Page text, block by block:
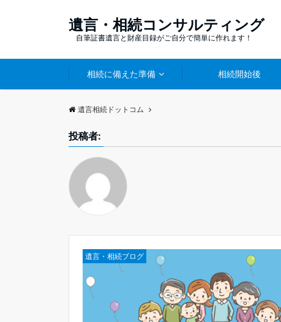
遺言・相続コンサルティング
自筆証書遺言と財産目録がご自分で簡単に作れます！
相続に備えた準備 相続開始後
遺言相続ドットコム
投稿者:
遺言・相続ブログ